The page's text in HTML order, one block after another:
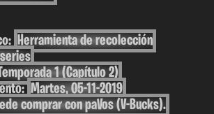
Herramienta de recolección
1 (Capítulo 2)
Martes, 05-11-2019
comprar con paVos (V-Bucks).